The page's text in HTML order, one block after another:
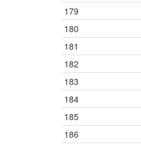
179
180
181
182
183
184
185
186